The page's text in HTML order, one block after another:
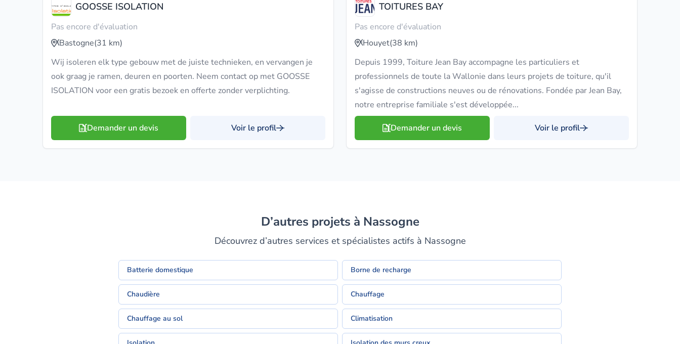
GOOSSE ISOLATION
Pas encore d'évaluation
Bastogne(31 km)
Wij isoleren elk type gebouw met de juiste technieken, en vervangen je
ook graag je ramen, deuren en poorten. Neem contact op met GOOSSE
ISOLATION voor een gratis bezoek en offerte zonder verplichting.
Demander un devis Voir le profil
TOITURES BAY
Pas encore d'évaluation
Houyet(38 km)
Depuis 1999, Toiture Jean Bay accompagne les particuliers et
professionnels de toute la Wallonie dans leurs projets de toiture, qu'il
s'agisse de constructions neuves ou de rénovations. Fondée par Jean Bay,
notre entreprise familiale s'est développée...
Demander un devis Voir le profil
D’autres projets à Nassogne
Découvrez d’autres services et spécialistes actifs à Nassogne
Batterie domestique Borne de recharge
Chaudière Chauffage
Chauffage au sol Climatisation